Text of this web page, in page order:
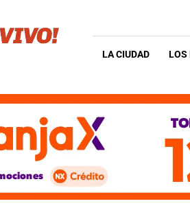
LA CIUDAD LOS